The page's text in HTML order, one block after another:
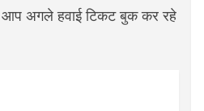
आप अगले हवाई टिकट बुक कर रहे